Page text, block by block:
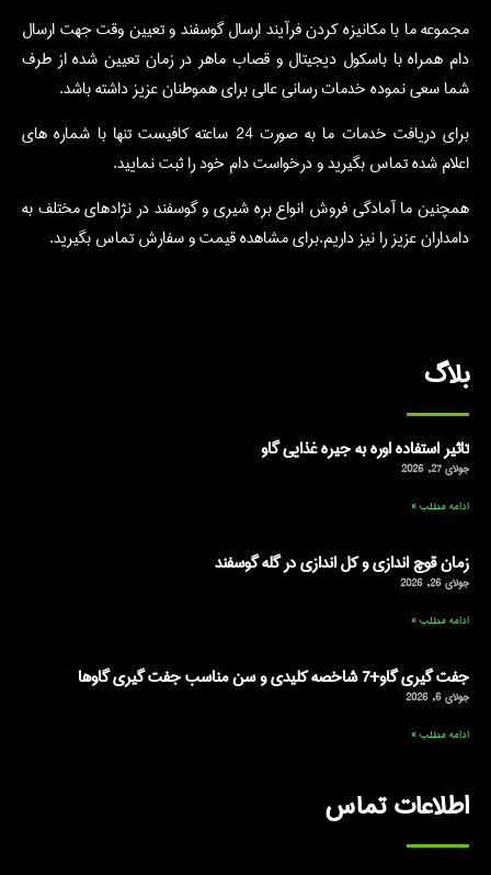
مجموعه ما با مکانیزه کردن فرآیند ارسال گوسفند و تعیین وقت جهت ارسال
دام همراه با باسکول دیجیتال و قصاب ماهر در زمان تعیین شده از طرف
شما سعی نموده خدمات رسانی عالی برای هموطنان عزیز داشته باشد.
برای دریافت خدمات ما به صورت 24 ساعته کافیست تنها با شماره های
اعلام شده تماس بگیرید و درخواست دام خود را ثبت نمایید.
همچنین ما آمادگی فروش انواع بره شیری و گوسفند در نژادهای مختلف به
دامداران عزیز را نیز داریم.برای مشاهده قیمت و سفارش تماس بگیرید.
بلاگ
تاثیر استفاده اوره به جیره غذایی گاو
جولای 27, 2026
ادامه مطلب »
زمان قوچ اندازی و کل اندازی در گله گوسفند
جولای 26, 2026
ادامه مطلب »
جفت گیری گاو+7 شاخصه کلیدی و سن مناسب جفت گیری گاوها
جولای 6, 2026
ادامه مطلب »
اطلاعات تماس